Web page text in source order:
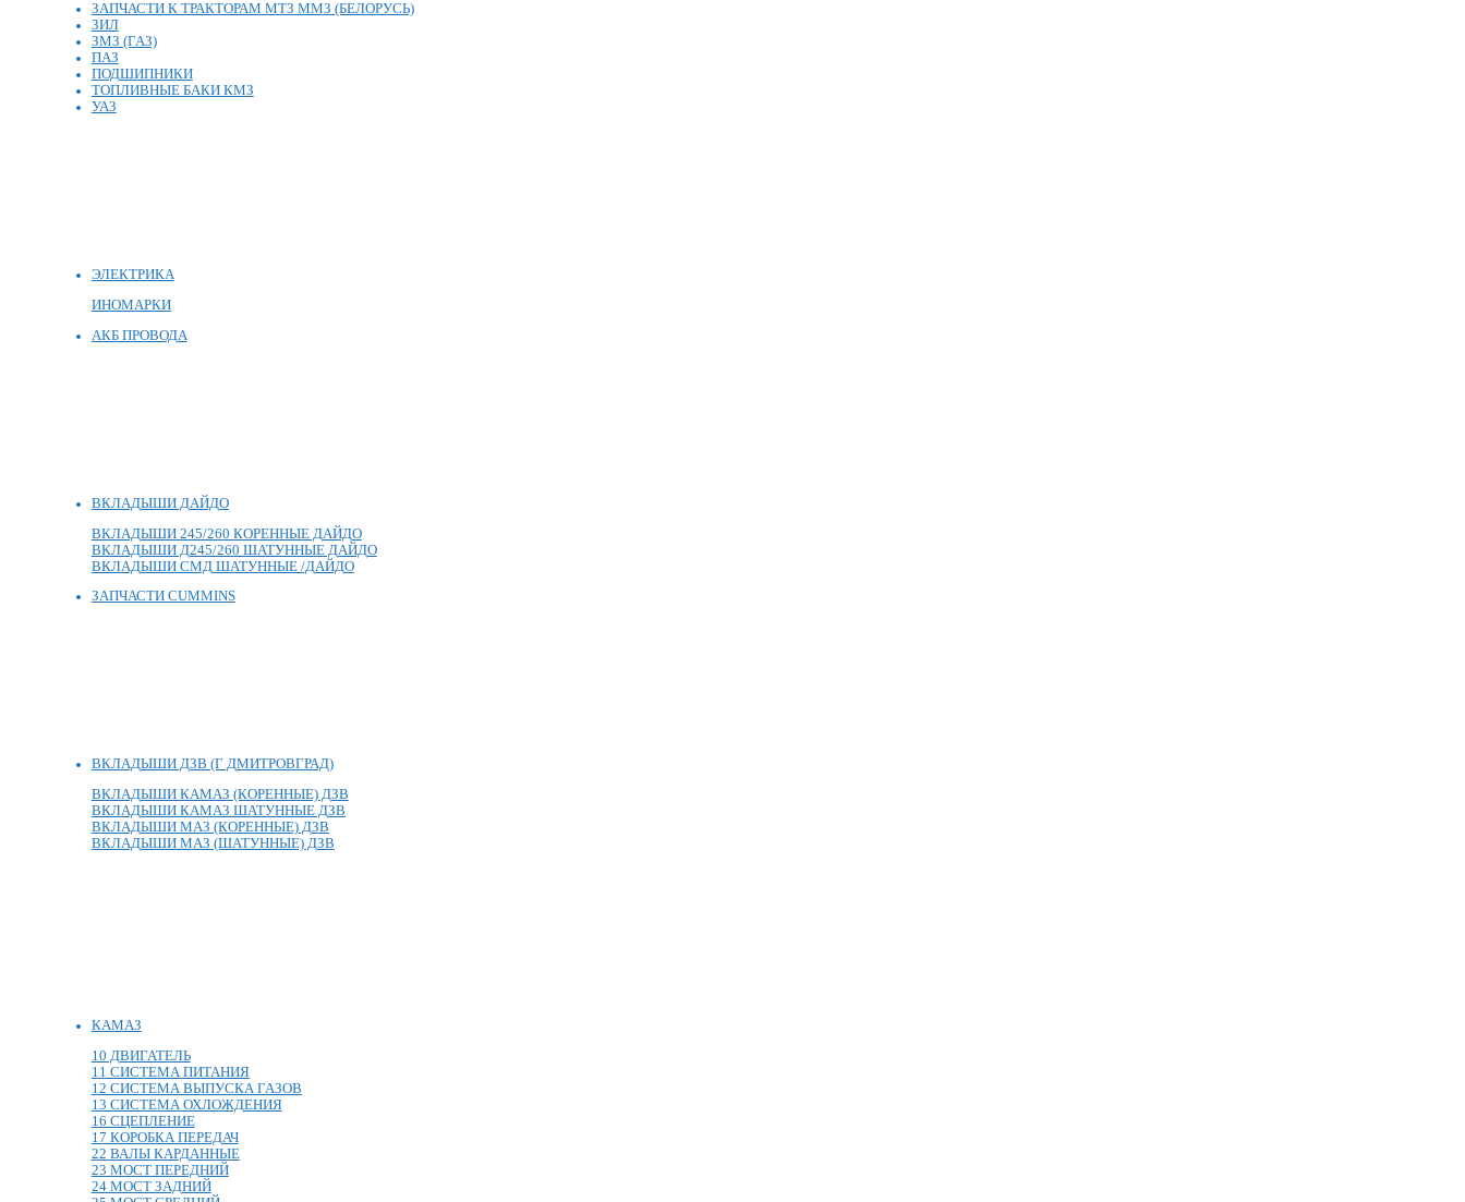
ЗАПЧАСТИ К ТРАКТОРАМ МТЗ ММЗ (БЕЛОРУСЬ)
ЗИЛ
ЗМЗ (ГАЗ)
ПАЗ
ПОДШИПНИКИ
ТОПЛИВНЫЕ БАКИ КМЗ
УАЗ
ЭЛЕКТРИКА
ИНОМАРКИ
АКБ ПРОВОДА
ВКЛАДЫШИ ДАЙДО
ВКЛАДЫШИ 245/260 КОРЕННЫЕ ДАЙДО
ВКЛАДЫШИ Д245/260 ШАТУННЫЕ ДАЙДО
ВКЛАДЫШИ СМД ШАТУННЫЕ /ДАЙДО
ЗАПЧАСТИ CUMMINS
ВКЛАДЫШИ ДЗВ (Г ДМИТРОВГРАД)
ВКЛАДЫШИ КАМАЗ (КОРЕННЫЕ) ДЗВ
ВКЛАДЫШИ КАМАЗ ШАТУННЫЕ ДЗВ
ВКЛАДЫШИ МАЗ (КОРЕННЫЕ) ДЗВ
ВКЛАДЫШИ МАЗ (ШАТУННЫЕ) ДЗВ
КАМАЗ
10 ДВИГАТЕЛЬ
11 СИСТЕМА ПИТАНИЯ
12 СИСТЕМА ВЫПУСКА ГАЗОВ
13 СИСТЕМА ОХЛОЖДЕНИЯ
16 СЦЕПЛЕНИЕ
17 КОРОБКА ПЕРЕДАЧ
22 ВАЛЫ КАРДАННЫЕ
23 МОСТ ПЕРЕДНИЙ
24 МОСТ ЗАДНИЙ